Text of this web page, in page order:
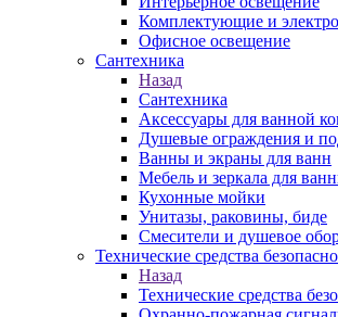
Комплектующие и
Офисное освещение
Сантехника
Назад
Сантехника
Аксессуары для ванной
Душевые ограждения и
Ванны и экраны для ванн
Мебель и зеркала для
Кухонные мойки
Унитазы, раковины, биде
Смесители и душевое
Технические средства
Назад
Технические средства